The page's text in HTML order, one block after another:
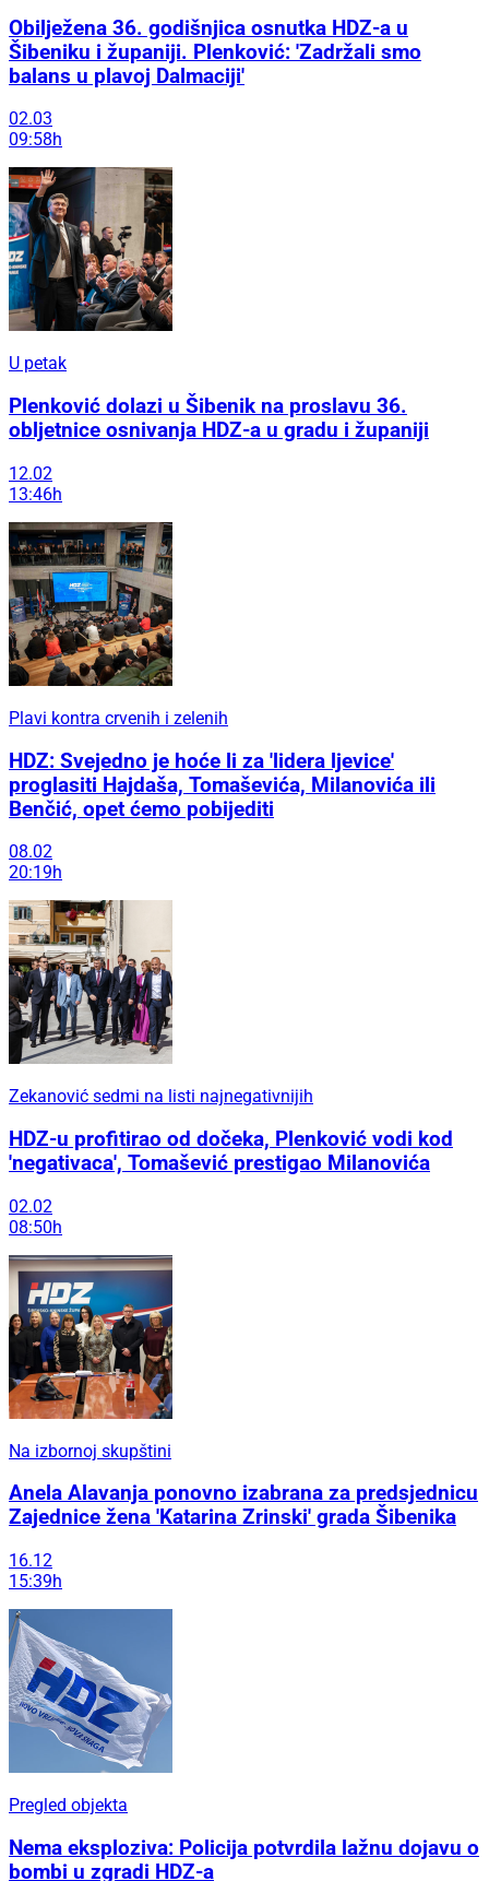
Obilježena 36. godišnjica osnutka HDZ-a u
Šibeniku i županiji. Plenković: 'Zadržali smo
balans u plavoj Dalmaciji'
02.03
09:58h
U petak
Plenković dolazi u Šibenik na proslavu 36.
obljetnice osnivanja HDZ-a u gradu i županiji
12.02
13:46h
Plavi kontra crvenih i zelenih
HDZ: Svejedno je hoće li za 'lidera ljevice'
proglasiti Hajdaša, Tomaševića, Milanovića ili
Benčić, opet ćemo pobijediti
08.02
20:19h
Zekanović sedmi na listi najnegativnijih
HDZ-u profitirao od dočeka, Plenković vodi kod
'negativaca', Tomašević prestigao Milanovića
02.02
08:50h
Na izbornoj skupštini
Anela Alavanja ponovno izabrana za predsjednicu
Zajednice žena 'Katarina Zrinski' grada Šibenika
16.12
15:39h
Pregled objekta
Nema eksploziva: Policija potvrdila lažnu dojavu o
bombi u zgradi HDZ-a